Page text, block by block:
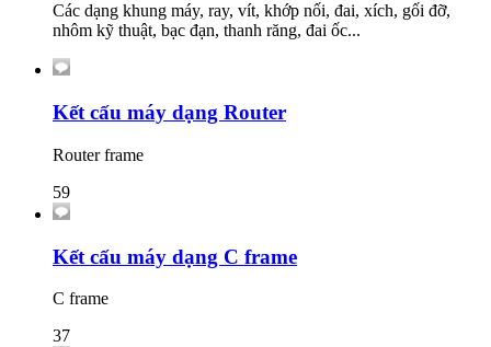
Các dạng khung máy, ray, vít, khớp nối, đai, xích, gối đỡ,
nhôm kỹ thuật, bạc đạn, thanh răng, đai ốc...
Kết cấu máy dạng Router
Router frame
59
Kết cấu máy dạng C frame
C frame
37